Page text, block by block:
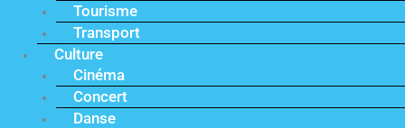
Tourisme
Transport
Culture
Cinéma
Concert
Danse